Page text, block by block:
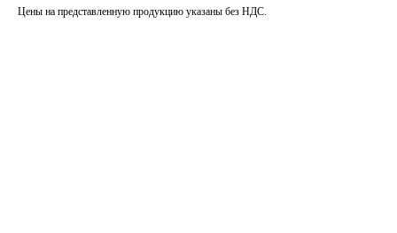
Цены на представленную продукцию указаны без НДС.